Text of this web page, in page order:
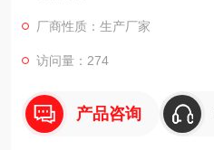
厂商性质：生产厂家
访问量：274
产品咨询